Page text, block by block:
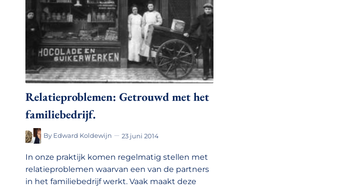
Relatieproblemen: Getrouwd met het
familiebedrijf.
By Edward Koldewijn 23 juni 2014
In onze praktijk komen regelmatig stellen met
relatieproblemen waarvan een van de partners
in het familiebedrijf werkt. Vaak maakt deze